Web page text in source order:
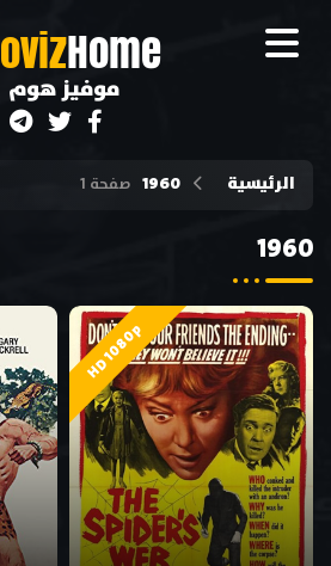
ovizHome
موفيز هوم
الرئيسية 1960 صفحة 1
1960
HD 1080p